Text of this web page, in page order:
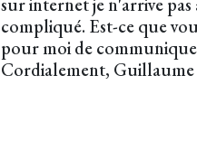
compliqué. Est-ce que
pour moi de
Cordialement, Guillaume